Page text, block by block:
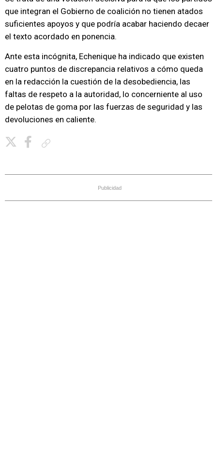
que integran el Gobierno de coalición no tienen atados
suficientes apoyos y que podría acabar haciendo decaer
el texto acordado en ponencia.
Ante esta incógnita, Echenique ha indicado que existen
cuatro puntos de discrepancia relativos a cómo queda
en la redacción la cuestión de la desobediencia, las
faltas de respeto a la autoridad, lo concerniente al uso
de pelotas de goma por las fuerzas de seguridad y las
devoluciones en caliente.
Publicidad